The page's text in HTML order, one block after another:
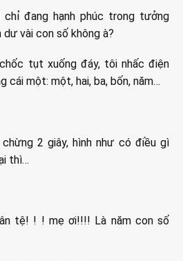
chỉ đang hạnh phúc trong tưởng
vài con số không à?
tụt xuống đáy, tôi nhấc điện
cái một: một, hai, ba, bốn, năm…
2 giây, hình như có điều gì
thì…
tệ! ! ! mẹ ơi!!!! Là năm con số